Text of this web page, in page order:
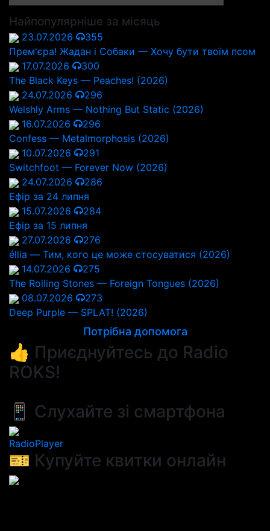
Найпопулярніше за місяць
23.07.2026
355
Прем'єра! Жадан і Собаки — Хочу бути твоїм псом
17.07.2026
300
The Black Keys — Peaches! (2026)
24.07.2026
296
Welshly Arms — Nothing But Static (2026)
16.07.2026
296
Confess — Metalmorphosis (2026)
10.07.2026
291
Switchfoot — Forever Now (2026)
24.07.2026
286
Ефір за 24 липня
15.07.2026
284
Ефір за 15 липня
27.07.2026
276
éllia — Тим, кого це може стосуватися (2026)
14.07.2026
275
The Rolling Stones — Foreign Tongues (2026)
08.07.2026
273
Deep Purple — SPLAT! (2026)
Потрібна допомога
👍 Приєднуйтесь до Radio
ROKS!
📱 Слухайте зі смартфона
RadioPlayer
🎫 Купуйте квитки онлайн